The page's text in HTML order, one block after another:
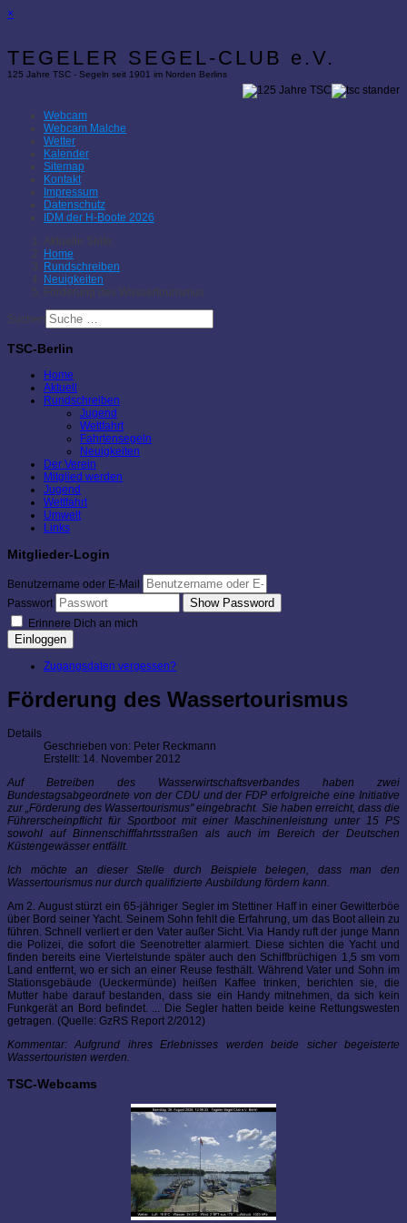
×
TEGELER SEGEL-CLUB e.V.
125 Jahre TSC - Segeln seit 1901 im Norden Berlins
Webcam
Webcam Malche
Wetter
Kalender
Sitemap
Kontakt
Impressum
Datenschutz
IDM der H-Boote 2026
Aktuelle Seite:
Home
Rundschreiben
Neuigkeiten
Förderung des Wassertourismus
Suchen
TSC-Berlin
Home
Aktuell
Rundschreiben
Jugend
Wettfahrt
Fahrtensegeln
Neuigkeiten
Der Verein
Mitglied werden
Jugend
Wettfahrt
Umwelt
Links
Mitglieder-Login
Benutzername oder E-Mail
Passwort
Show Password
Erinnere Dich an mich
Einloggen
Zugangsdaten vergessen?
Förderung des Wassertourismus
Details
Geschrieben von: Peter Reckmann
Erstellt: 14. November 2012
Auf Betreiben des Wasserwirtschaftsverbandes haben zwei
Bundestagsabgeordnete von der CDU und der FDP erfolgreiche eine Initiative
zur „Förderung des Wassertourismus" eingebracht. Sie haben erreicht, dass die
Führerscheinpflicht für Sportboot mit einer Maschinenleistung unter 15 PS
sowohl auf Binnenschifffahrtsstraßen als auch im Bereich der Deutschen
Küstengewässer entfällt.
Ich möchte an dieser Stelle durch Beispiele belegen, dass man den
Wassertourismus nur durch qualifizierte Ausbildung fördern kann.
Am 2. August stürzt ein 65-jähriger Segler im Stettiner Haff in einer Gewitterböe
über Bord seiner Yacht. Seinem Sohn fehlt die Erfahrung, um das Boot allein zu
führen. Schnell verliert er den Vater außer Sicht. Via Handy ruft der junge Mann
die Polizei, die sofort die Seenotretter alarmiert. Diese sichten die Yacht und
finden bereits eine Viertelstunde später auch den Schiffbrüchigen 1,5 sm vom
Land entfernt, wo er sich an einer Reuse festhält. Während Vater und Sohn im
Stationsgebäude (Ueckermünde) heißen Kaffee trinken, berichten sie, die
Mutter habe darauf bestanden, dass sie ein Handy mitnehmen, da sich kein
Funkgerät an Bord befindet. ... Die Segler hatten beide keine Rettungswesten
getragen. (Quelle: GzRS Report 2/2012)
Kommentar: Aufgrund ihres Erlebnisses werden beide sicher begeisterte
Wassertouristen werden.
TSC-Webcams